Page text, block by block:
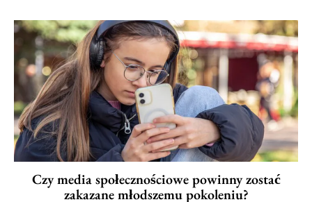
Czy media społecznościowe powinny zostać
zakazane młodszemu pokoleniu?